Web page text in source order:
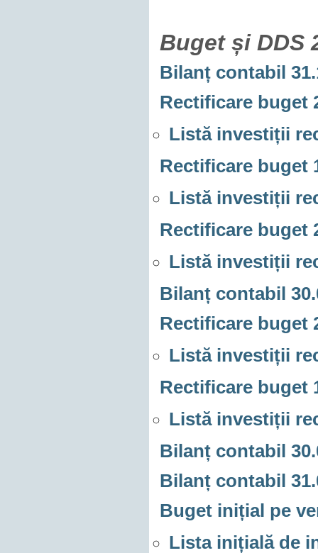
Buget și DDS
Bilanț contabil
Rectificare buget
Listă investiții
Rectificare buget
Listă investiții
Rectificare buget
Listă investiții
Bilanț contabil
Rectificare buget
Listă investiții
Rectificare buget
Listă investiții
Bilanț contabil
Bilanț contabil
Buget inițial pe
Lista inițială de